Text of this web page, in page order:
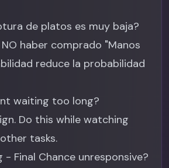
de platos es muy baja?
haber comprado "Manos
reduce la probabilidad
waiting too long?
Do this while watching
tasks.
- Final Chance unresponsive?